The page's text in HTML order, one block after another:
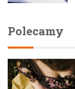
Polecamy